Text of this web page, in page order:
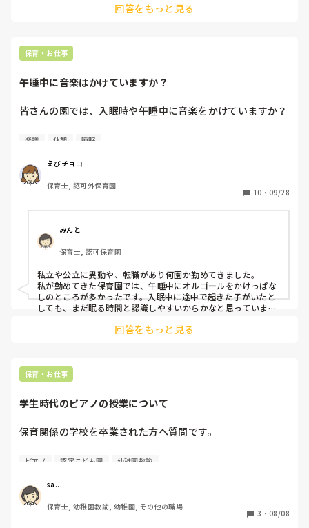
いものになったので、今勤務している園では、スマホを使って
あるかと思うのでケースバイケースでしょうか?
回答をもっと見る
保育・お仕事
午睡中に音楽はかけていますか？
皆さんの園では、入眠時や午睡中に音楽をかけていますか？
私の勤める園ではかけていなかったのですが、ある保育士さ
ールのCDをかけるようになりました。
０歳〜2歳児のクラスで、直近のお話しです。
今までの園ではかけていた、とのこと。
入眠するまでのBGM的なものかな、と捉え、了承しました
が、子ども達が寝静まった頃に消すと、休憩から戻ってきた
その先生が再生ボタンを押し、再びかかっている状態で、起
床時間までかかっていました。
午睡中ずっと音楽が流れているのは子ども達も落ち着かない
のでは、と思い、その先生とも一度お話ししてみる予定でい
るのですが…。
私が今まで勤めていた園では、午睡中にCDで音楽をかけた
んあります。
皆さんの園では午睡中、音楽をかけているのか、音楽は必要
•不必要というご意見など、是非お聞きしたいです。
楽譜 休憩 睡眠
えびチョコ
保育士, 認可外保育園
10 ・ 09/28
みんと
保育士, 認可保育園
私立や公立に異動や、転職があり何園か勤めてきました。
私が勤めてきた保育園では、午睡中にオルゴールをかけっぱな
しのところが多かったです。入眠中に途中で起きた子がいたと
しても、まだ眠る時間と認識しやすいからかなと思っていまし
落ち着きのない、いわゆるグレーな子も、眠る前に興奮気味で
のか？と不安に思うほどでしたが、子どもたちはみんなおとな
しく眠れていたので、そこで初めてオルゴールはそんなに関係
回答をもっと見る
保育・お仕事
学生時代のピアノの授業について
保育関係の学校を卒業された方へ質問です。
学校を卒業される時、
ほとんど弾けない（右手のみ）等で
卒業資格を取得できた方はいらっしゃいますか？
ピアノ 認定こども園 幼稚園教諭
sa...
保育士, 幼稚園教諭, 幼稚園, その他の職場
3 ・ 08/08